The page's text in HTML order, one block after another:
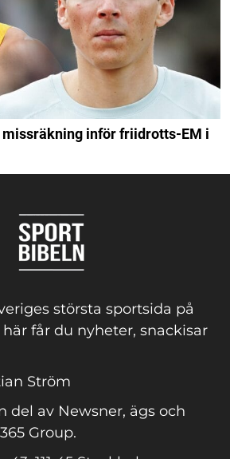
inför friidrotts-EM i
största sportsida på
får du nyheter, snackisar
Ström
del av Newsner, ägs och
Group.